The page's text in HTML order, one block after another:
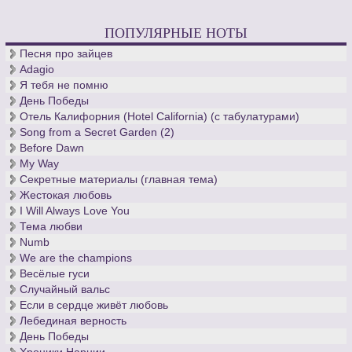
ПОПУЛЯРНЫЕ НОТЫ
Песня про зайцев
Adagio
Я тебя не помню
День Победы
Отель Калифорния (Hotel California) (с табулатурами)
Song from a Secret Garden (2)
Before Dawn
My Way
Секретные материалы (главная тема)
Жестокая любовь
I Will Always Love You
Тема любви
Numb
We are the champions
Весёлые гуси
Случайный вальс
Если в сердце живёт любовь
Лебединая верность
День Победы